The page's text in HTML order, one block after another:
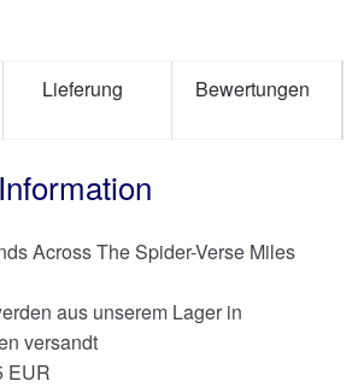
Lieferung Bewertungen
Across The Spider-Verse Miles
aus unserem Lager in
versandt
EUR